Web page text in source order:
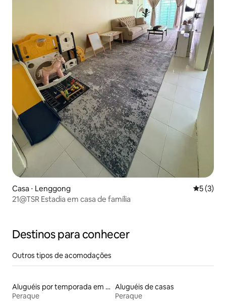
Casa ⋅ Lenggong 5 de
5 (3)
21@TSR Estadia em casa de família
Destinos para conhecer
Outros tipos de acomodações
Aluguéis por temporada em albergue
Peraque
Aluguéis de casas
Peraque